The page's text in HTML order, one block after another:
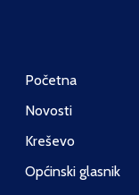
Početna
Novosti
Kreševo
Općinski glasnik